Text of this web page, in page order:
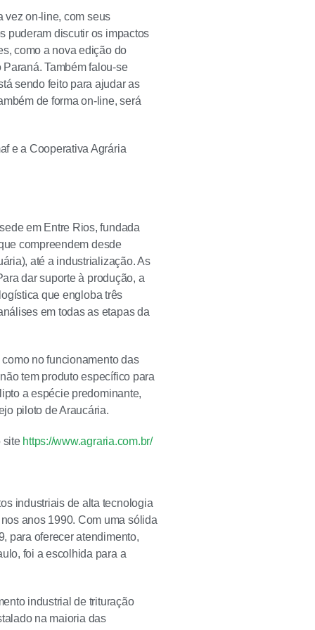
vez on-line, com seus
puderam discutir os impactos
como a nova edição do
Também falou-se
sendo feito para ajudar as
de forma on-line, será
e a Cooperativa Agrária
em Entre Rios, fundada
compreendem desde
até a industrialização. As
dar suporte à produção, a
que engloba três
em todas as etapas da
no funcionamento das
tem produto específico para
a espécie predominante,
piloto de Araucária.
site https://www.agraria.com.br/
industriais de alta tecnologia
anos 1990. Com uma sólida
para oferecer atendimento,
foi a escolhida para a
industrial de trituração
na maioria das